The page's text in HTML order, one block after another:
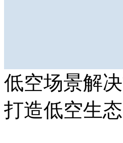
低空场景解
打造低空生